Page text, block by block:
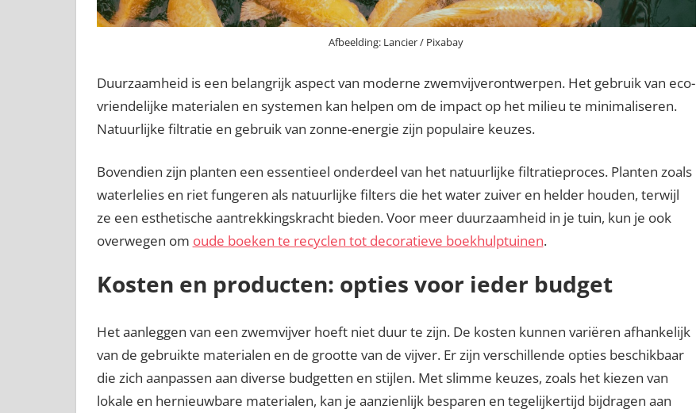
Afbeelding: Lancier / Pixabay
Duurzaamheid is een belangrijk aspect van moderne zwemvijverontwerpen. Het gebruik van eco-
vriendelijke materialen en systemen kan helpen om de impact op het milieu te minimaliseren.
Natuurlijke filtratie en gebruik van zonne-energie zijn populaire keuzes.
Bovendien zijn planten een essentieel onderdeel van het natuurlijke filtratieproces. Planten zoals
waterlelies en riet fungeren als natuurlijke filters die het water zuiver en helder houden, terwijl
ze een esthetische aantrekkingskracht bieden. Voor meer duurzaamheid in je tuin, kun je ook
overwegen om oude boeken te recyclen tot decoratieve boekhulptuinen.
Kosten en producten: opties voor ieder budget
Het aanleggen van een zwemvijver hoeft niet duur te zijn. De kosten kunnen variëren afhankelijk
van de gebruikte materialen en de grootte van de vijver. Er zijn verschillende opties beschikbaar
die zich aanpassen aan diverse budgetten en stijlen. Met slimme keuzes, zoals het kiezen van
lokale en hernieuwbare materialen, kan je aanzienlijk besparen en tegelijkertijd bijdragen aan